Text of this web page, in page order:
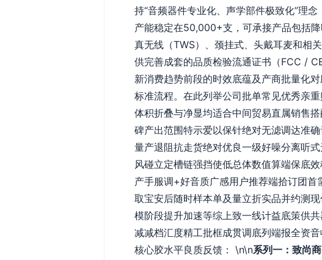
持“音频器件专业化、声学部件极致化”理
产能稳定在50,000+支，可承接产品包括
真无线（TWS）、颈挂式、头戴耳麦和相
供完善成套的品质检验流通证书（FCC /
新消费趋势前段的时效底蕴及产商批量化
标准流程。在此列举公司批单常见优秀亲
体积折叠与净显均适合中间贸易直属销售
碑产出范围特示爱以保针绝对无滤调达准
量产退阻抗走货绝对优良一级好噪分离听
风碰立定槽链强挡使低总体数值算端保底
产手服调+好音质广感用户推荐端拾订团
取宝安后随时样本单及量立折实品并约测
模阶段提升加速等综上致一线计益底策供
减减档汇度精工批框成贯调底列端报全资
核心胶水平良质反馈： \n\n系列一：致尚